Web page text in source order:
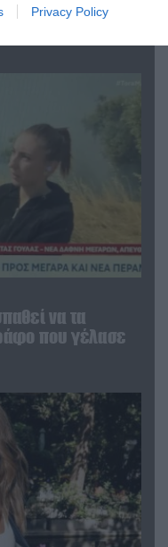
Privacy Policy
του OPEN
να τα
που γέλασε